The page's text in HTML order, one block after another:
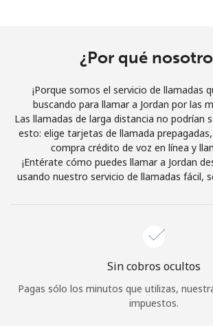
Únete
¡Hola!
Inicia sesión o
¿Por qué
¡Porque somos el servicio de llamadas
buscando para llamar a Jordan por las
Las llamadas de larga distancia no podrían
esto: elige tarjetas de llamada
compra crédito de voz en línea y
¡Entérate cómo puedes llamar a Jordan
usando nuestro servicio de llamadas fácil,
Sin cobros ocultos
Pagas sólo los minutos que utilizas,
impuestos.